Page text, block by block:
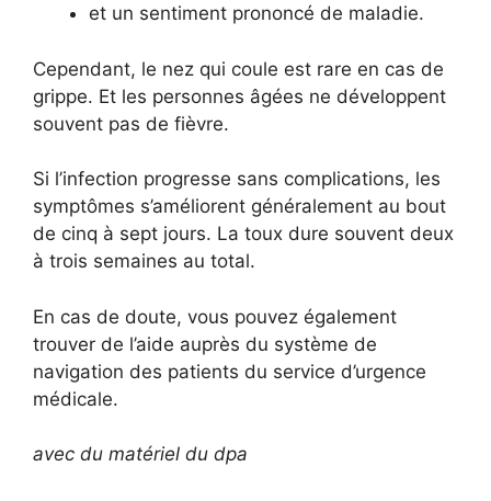
et un sentiment prononcé de maladie.
Cependant, le nez qui coule est rare en cas de
grippe. Et les personnes âgées ne développent
souvent pas de fièvre.
Si l’infection progresse sans complications, les
symptômes s’améliorent généralement au bout
de cinq à sept jours. La toux dure souvent deux
à trois semaines au total.
En cas de doute, vous pouvez également
trouver de l’aide auprès du système de
navigation des patients du service d’urgence
médicale.
avec du matériel du dpa